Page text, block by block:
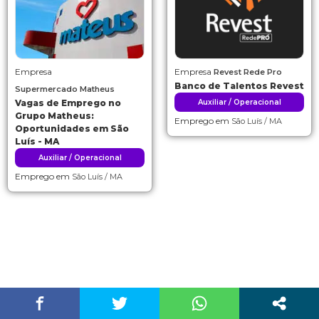
Empresa
Supermercado Matheus
Vagas de Emprego no
Grupo Matheus:
Oportunidades em São
Luís - MA
Auxiliar / Operacional
Emprego em São Luís / MA
Empresa Revest Rede Pro
Banco de Talentos Revest
Auxiliar / Operacional
Emprego em São Luís / MA